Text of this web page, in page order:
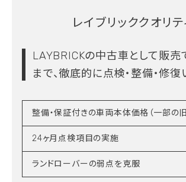
レイブリッククオリテ
LAYBRICKの中古車として販売
まで、徹底的に点検・整備・修復
整備・保証付きの車両本体価格（一部の旧
24ヶ月点検項目の実施
ランドローバーの弱点を克服